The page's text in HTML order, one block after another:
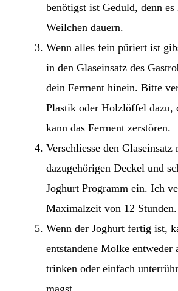
benötigst ist Geduld, denn es
Weilchen dauern.
Wenn alles fein püriert ist
in den Glaseinsatz des
dein Ferment hinein. Bitte
Plastik oder Holzlöffel dazu,
kann das Ferment zerstören.
Verschliesse den Glaseinsatz
dazugehörigen Deckel und
Joghurt Programm ein. Ich
Maximalzeit von 12 Stunden.
Wenn der Joghurt fertig ist,
entstandene Molke entweder
trinken oder einfach